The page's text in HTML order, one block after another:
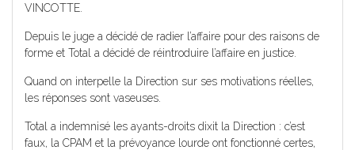
VINCOTTE.
Depuis le juge a décidé de radier l’affaire pour des raisons de
forme et Total a décidé de réintroduire l’affaire en justice.
Quand on interpelle la Direction sur ses motivations réelles,
les réponses sont vaseuses.
Total a indemnisé les ayants-droits dixit la Direction : c’est
faux, la CPAM et la prévoyance lourde ont fonctionné certes,